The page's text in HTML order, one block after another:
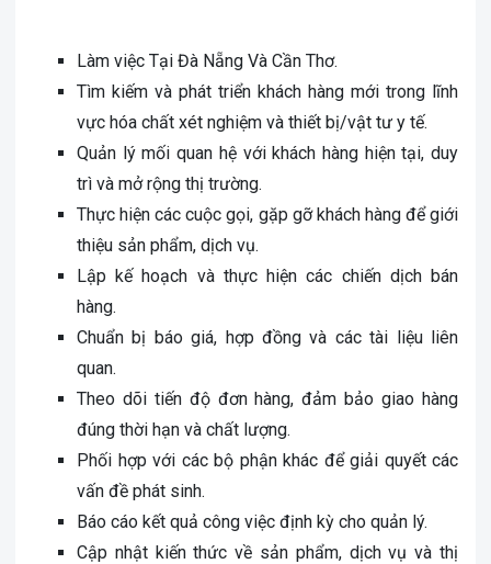
Làm việc Tại Đà Nẵng Và Cần Thơ.
Tìm kiếm và phát triển khách hàng mới trong lĩnh
vực hóa chất xét nghiệm và thiết bị/vật tư y tế.
Quản lý mối quan hệ với khách hàng hiện tại, duy
trì và mở rộng thị trường.
Thực hiện các cuộc gọi, gặp gỡ khách hàng để giới
thiệu sản phẩm, dịch vụ.
Lập kế hoạch và thực hiện các chiến dịch bán
hàng.
Chuẩn bị báo giá, hợp đồng và các tài liệu liên
quan.
Theo dõi tiến độ đơn hàng, đảm bảo giao hàng
đúng thời hạn và chất lượng.
Phối hợp với các bộ phận khác để giải quyết các
vấn đề phát sinh.
Báo cáo kết quả công việc định kỳ cho quản lý.
Cập nhật kiến thức về sản phẩm, dịch vụ và thị